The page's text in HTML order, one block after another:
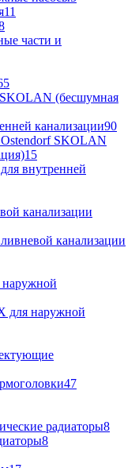
11
части и
(бесшумная
канализации90
SKOLAN
15
внутренней
канализации
канализации
для наружной
47
радиаторы8
8